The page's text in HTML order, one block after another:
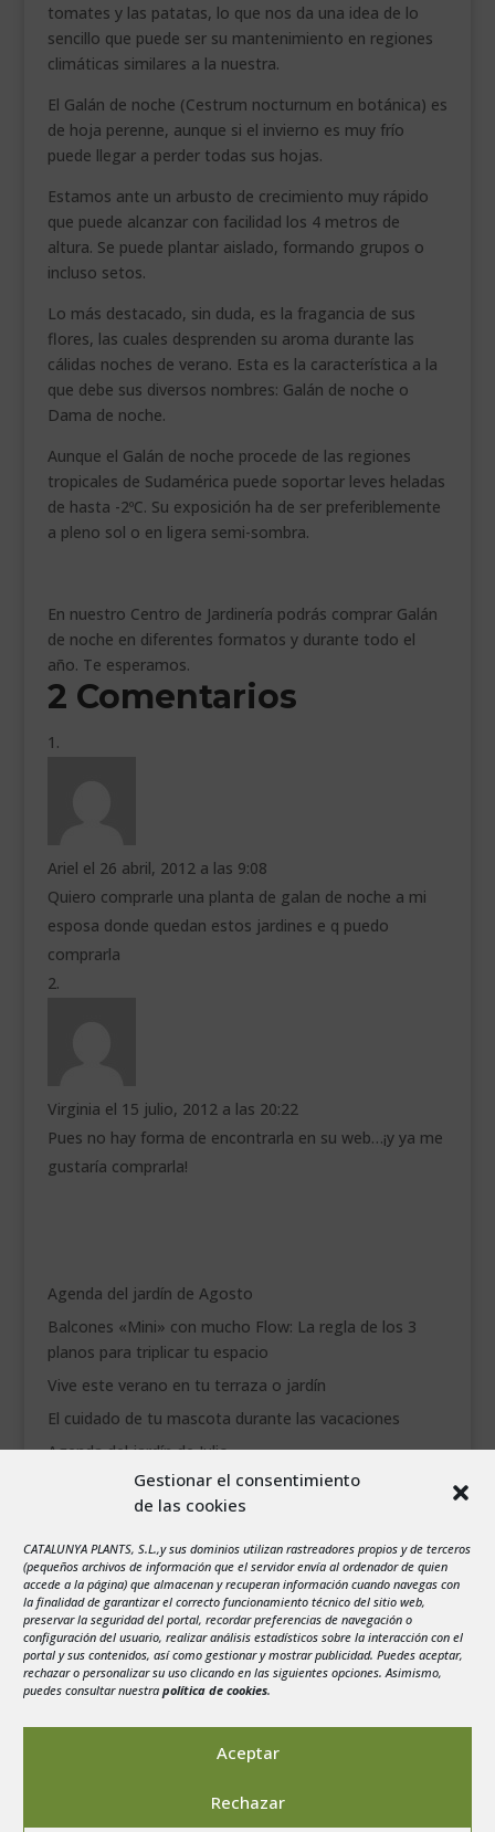
Gestionar el consentimiento
de las cookies
CATALUNYA PLANTS, S.L.,y sus dominios utilizan rastreadores propios y de terceros
(pequeños archivos de información que el servidor envía al ordenador de quien
accede a la página) que almacenan y recuperan información cuando navegas con
la finalidad de garantizar el correcto funcionamiento técnico del sitio web,
preservar la seguridad del portal, recordar preferencias de navegación o
configuración del usuario, realizar análisis estadísticos sobre la interacción con el
portal y sus contenidos, así como gestionar y mostrar publicidad. Puedes aceptar,
rechazar o personalizar su uso clicando en las siguientes opciones. Asimismo,
puedes consultar nuestra política de cookies.
Aceptar
Rechazar
tomates y las patatas, lo que nos da una idea de lo
sencillo que puede ser su mantenimiento en regiones
climáticas similares a la nuestra.
El Galán de noche (Cestrum nocturnum en botánica) es
de hoja perenne, aunque si el invierno es muy frío
puede llegar a perder todas sus hojas.
Estamos ante un arbusto de crecimiento muy rápido
que puede alcanzar con facilidad los 4 metros de
altura. Se puede plantar aislado, formando grupos o
incluso setos.
Lo más destacado, sin duda, es la fragancia de sus
flores, las cuales desprenden su aroma durante las
cálidas noches de verano. Esta es la característica a la
que debe sus diversos nombres: Galán de noche o
Dama de noche.
Aunque el Galán de noche procede de las regiones
tropicales de Sudamérica puede soportar leves heladas
de hasta -2ºC. Su exposición ha de ser preferiblemente
a pleno sol o en ligera semi-sombra.
En nuestro Centro de Jardinería podrás comprar Galán
de noche en diferentes formatos y durante todo el
año. Te esperamos.
2 Comentarios
Ariel el 26 abril, 2012 a las 9:08
Quiero comprarle una planta de galan de noche a mi
esposa donde quedan estos jardines e q puedo
comprarla
Virginia el 15 julio, 2012 a las 20:22
Pues no hay forma de encontrarla en su web…¡y ya me
gustaría comprarla!
Agenda del jardín de Agosto
Balcones «Mini» con mucho Flow: La regla de los 3
planos para triplicar tu espacio
Vive este verano en tu terraza o jardín
El cuidado de tu mascota durante las vacaciones
Agenda del jardín de Julio
agosto 2026
1
2
3
4 5 6 7 8
9
10
11 12 13 14 15
16
17
18 19 20 21 22
23
24
25 26 27
31